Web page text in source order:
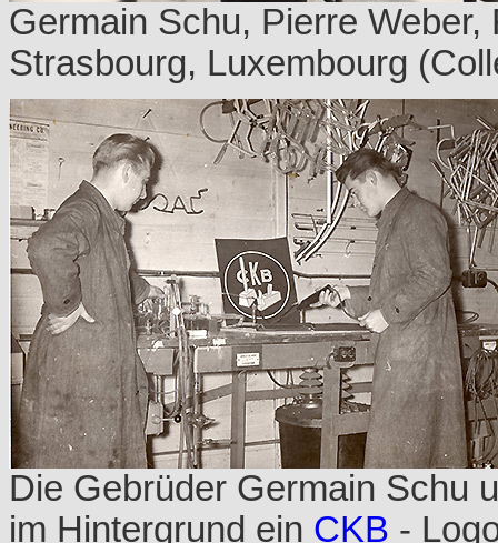
Germain Schu, Pierre
Strasbourg, Luxembourg
Die Gebrüder Germain Schu
im Hintergrund ein CKB -